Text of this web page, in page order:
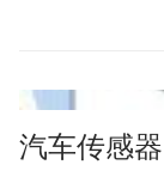
汽车传感器